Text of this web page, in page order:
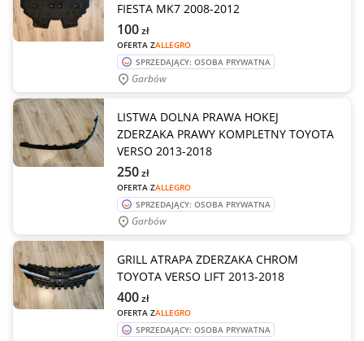
FIESTA MK7 2008-2012
OFERTA ZALLEGRO
100zł
SPRZEDAJĄCY: OSOBA PRYWATNA
Garbów
LISTWA DOLNA PRAWA HOKEJ
ZDERZAKA PRAWY KOMPLETNY TOYOTA
VERSO 2013-2018
OFERTA ZALLEGRO
250zł
SPRZEDAJĄCY: OSOBA PRYWATNA
Garbów
GRILL ATRAPA ZDERZAKA CHROM
TOYOTA VERSO LIFT 2013-2018
OFERTA ZALLEGRO
400zł
SPRZEDAJĄCY: OSOBA PRYWATNA